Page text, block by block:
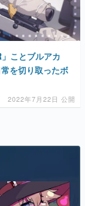
ことブルアカ
を切り取ったボ
2022年7月22日 公開